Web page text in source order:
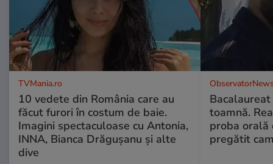
TVMania.ro
10 vedete din România care au
făcut furori în costum de baie.
Imagini spectaculoase cu Antonia,
INNA, Bianca Drăgușanu și alte
dive
toamnă.
proba orală
pregătit